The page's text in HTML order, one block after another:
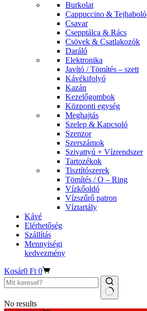
Burkolat
Cappuccino & Tejhaboló
Csavar
Csepptálca & Rács
Csövek & Csatlakozók
Daráló
Elektronika
Javító / Tömítés – szett
Kávékifolyó
Kazán
Kezelőgombok
Központi egység
Meghajtás
Szelep & Kapcsoló
Szenzor
Szerszámok
Szivattyú + Vízrendszer
Tartozékok
Tisztítószerek
Tömítés / O – Ring
Vízkőoldó
Vízszűrő patron
Víztartály
Kávé
Elérhetőség
Szállítás
Mennyiségi
kedvezmény
Kosár0 Ft 0
No results